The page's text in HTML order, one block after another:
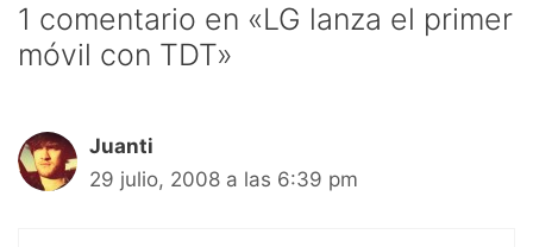
1 comentario en «LG lanza el primer
móvil con TDT»
Juanti
29 julio, 2008 a las 6:39 pm